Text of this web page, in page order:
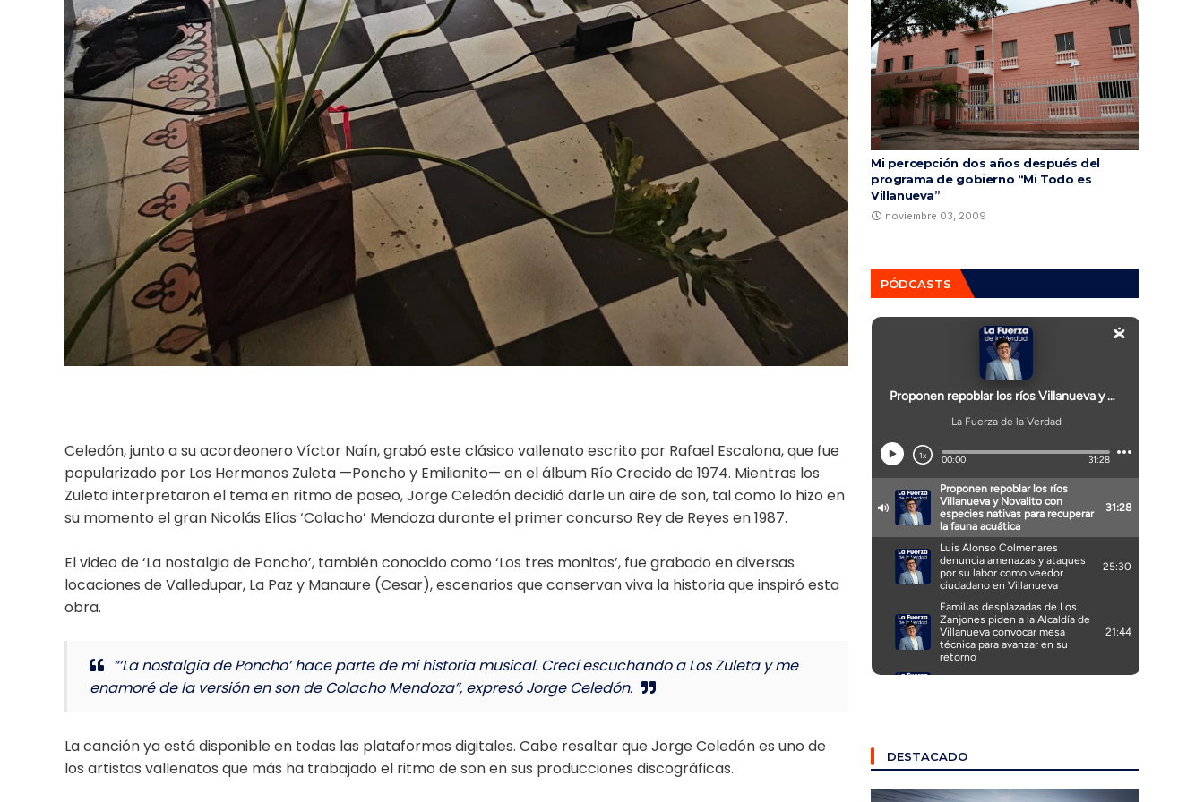
Celedón, junto a su acordeonero Víctor Naín, grabó este clásico vallenato escrito por Rafael Escalona, que fue
popularizado por Los Hermanos Zuleta —Poncho y Emilianito— en el álbum Río Crecido de 1974. Mientras los
Zuleta interpretaron el tema en ritmo de paseo, Jorge Celedón decidió darle un aire de son, tal como lo hizo en
su momento el gran Nicolás Elías ‘Colacho’ Mendoza durante el primer concurso Rey de Reyes en 1987.
El video de ‘La nostalgia de Poncho’, también conocido como ‘Los tres monitos’, fue grabado en diversas
locaciones de Valledupar, La Paz y Manaure (Cesar), escenarios que conservan viva la historia que inspiró esta
obra.
“‘La nostalgia de Poncho’ hace parte de mi historia musical. Crecí escuchando a Los Zuleta y me
enamoré de la versión en son de Colacho Mendoza”, expresó Jorge Celedón.
La canción ya está disponible en todas las plataformas digitales. Cabe resaltar que Jorge Celedón es uno de
los artistas vallenatos que más ha trabajado el ritmo de son en sus producciones discográficas.
Mi percepción dos años después del
programa de gobierno “Mi Todo es
Villanueva”
noviembre 03, 2009
PÓDCASTS
DESTACADO